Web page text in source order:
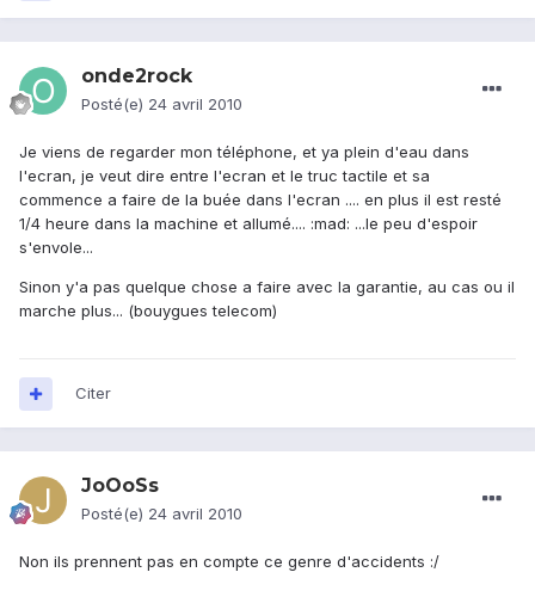
onde2rock
Posté(e) 24 avril 2010
Je viens de regarder mon téléphone, et ya plein d'eau dans
l'ecran, je veut dire entre l'ecran et le truc tactile et sa
commence a faire de la buée dans l'ecran .... en plus il est resté
1/4 heure dans la machine et allumé.... :mad: ...le peu d'espoir
s'envole...
Sinon y'a pas quelque chose a faire avec la garantie, au cas ou il
marche plus... (bouygues telecom)
Citer
JoOoSs
Posté(e) 24 avril 2010
Non ils prennent pas en compte ce genre d'accidents :/